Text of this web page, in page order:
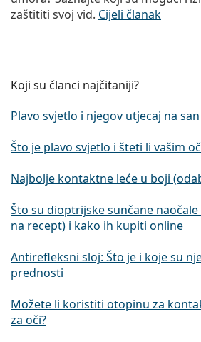
zaštititi svoj vid. Cijeli članak
Koji su članci najčitaniji?
Plavo svjetlo i njegov utjecaj na san
Što je plavo svjetlo i šteti li vašim
Najbolje kontaktne leće u boji
Što su dioptrijske sunčane
na recept) i kako ih kupiti online
Antirefleksni sloj: Što je i koje su
prednosti
Možete li koristiti otopinu za
za oči?